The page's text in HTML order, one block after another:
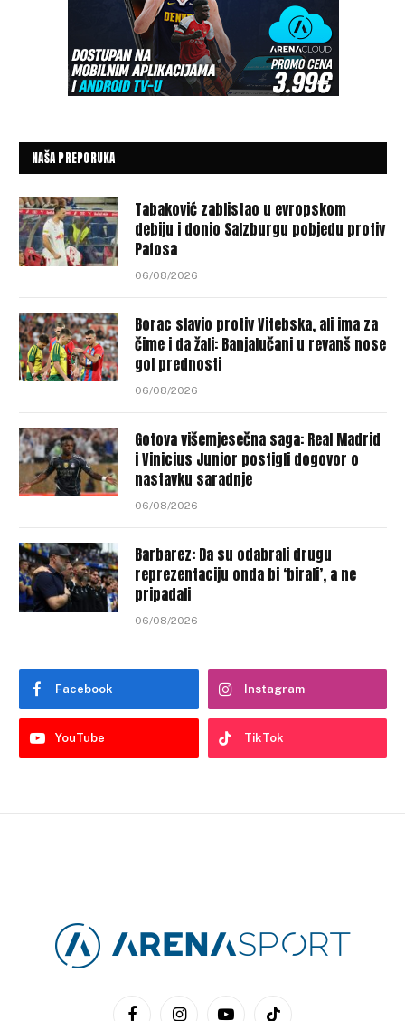
NAŠA PREPORUKA
Tabaković zablistao u evropskom
debiju i donio Salzburgu pobjedu protiv
Pafosa
06/08/2026
Borac slavio protiv Vitebska, ali ima za
čime i da žali: Banjalučani u revanš nose
gol prednosti
06/08/2026
Gotova višemjesečna saga: Real Madrid
i Vinicius Junior postigli dogovor o
nastavku saradnje
06/08/2026
Barbarez: Da su odabrali drugu
reprezentaciju onda bi ‘birali’, a ne
pripadali
06/08/2026
Facebook Instagram
YouTube TikTok